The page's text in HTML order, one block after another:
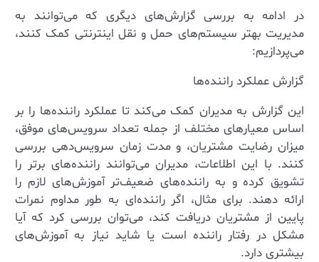
در ادامه به بررسی گزارش‌های دیگری که می‌توانند به
مدیریت بهتر سیستم‌های حمل و نقل اینترنتی کمک کنند،
می‌پردازیم:
گزارش عملکرد راننده‌ها
این گزارش به مدیران کمک می‌کند تا عملکرد راننده‌ها را بر
اساس معیارهای مختلف از جمله تعداد سرویس‌های موفق،
میزان رضایت مشتریان، و مدت زمان سرویس‌دهی بررسی
کنند. با این اطلاعات، مدیران می‌توانند راننده‌های برتر را
تشویق کرده و به راننده‌های ضعیف‌تر آموزش‌های لازم را
ارائه دهند. برای مثال، اگر راننده‌ای به طور مداوم نمرات
پایین از مشتریان دریافت کند، می‌توان بررسی کرد که آیا
مشکل در رفتار راننده است یا شاید نیاز به آموزش‌های
بیشتری دارد.